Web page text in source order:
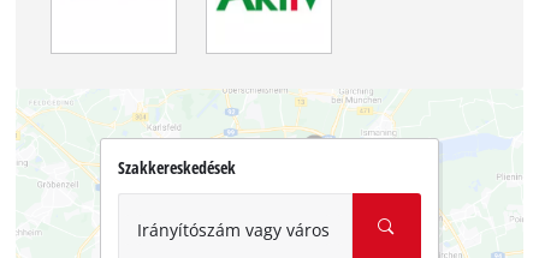
Szakkereskedések
Irányítószám vagy város